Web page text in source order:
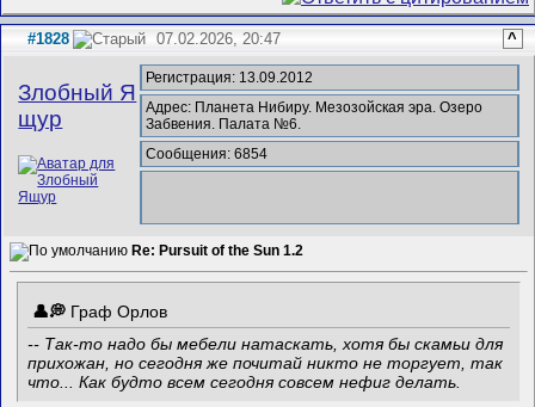
#1828 07.02.2026, 20:47 ^
Злобный Я
щур
Регистрация: 13.09.2012
Адрес: Планета Нибиру. Мезозойская эра. Озеро
Забвения. Палата №6.
Сообщения: 6854
Re: Pursuit of the Sun 1.2
Граф Орлов
-- Так-то надо бы мебели натаскать, хотя бы скамьи для
прихожан, но сегодня же почитай никто не торгует, так
что... Как будто всем сегодня совсем нефиг делать.